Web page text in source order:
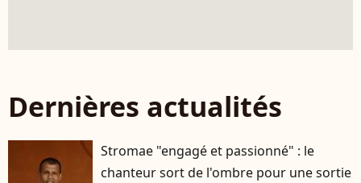
Dernières actualités
Stromae "engagé et passionné" : le
chanteur sort de l'ombre pour une sortie